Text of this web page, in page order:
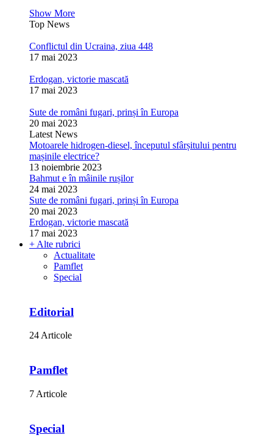
Show More
Top News
Conflictul din Ucraina, ziua 448
17 mai 2023
Erdogan, victorie mascată
17 mai 2023
Sute de români fugari, prinși în Europa
20 mai 2023
Latest News
Motoarele hidrogen-diesel, începutul sfârșitului pentru
mașinile electrice?
13 noiembrie 2023
Bahmut e în mâinile rușilor
24 mai 2023
Sute de români fugari, prinși în Europa
20 mai 2023
Erdogan, victorie mascată
17 mai 2023
+ Alte rubrici
Actualitate
Pamflet
Special
Editorial
24 Articole
Pamflet
7 Articole
Special